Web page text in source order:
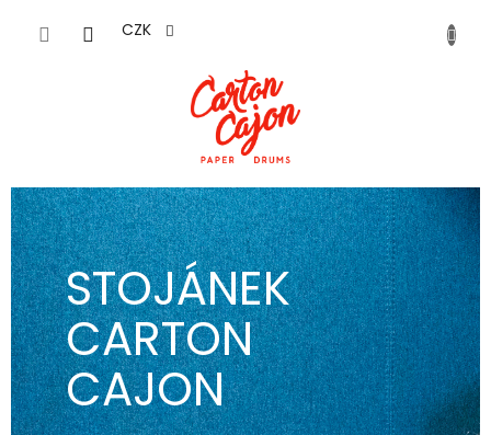
CZK
STOJÁNEK
CARTON
CAJON